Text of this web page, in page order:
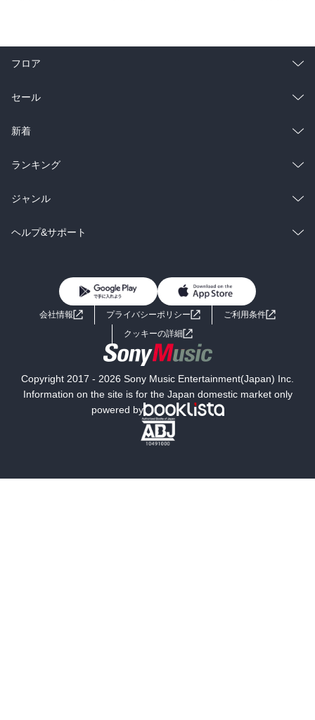
フロア
総合
ラノベ
雑誌・グラビア
BL・TL
セール
総合
ラノベ
雑誌・グラビア
BL・TL
新着
総合
ラノベ
雑誌・グラビア
ランキング
総合
ラノベ
ジャンル
コミック
ライトノベル 男子向けラノベ
小説
海外小説
ミステリー SF
文学
ヘルプ&サポート
よくあるご質問 お問い合わせ
会社情報 プライバシーポリシー
ご利用条件
クッキーの詳細
Copyright 2017 - 2026 Sony Music Entertainment(Japan) Inc.
Information on the site is for the Japan domestic market only
powered by